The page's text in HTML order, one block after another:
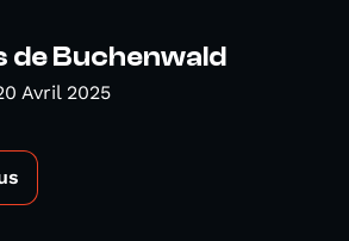
de Buchenwald
Avril 2025